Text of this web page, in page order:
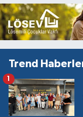
Trend
1